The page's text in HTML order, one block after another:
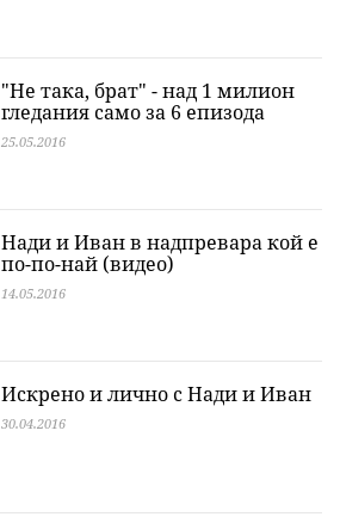
"Не така, брат" - над 1 милион
гледания само за 6 епизода
25.05.2016
Нади и Иван в надпревара кой е
по-по-най (видео)
14.05.2016
Искрено и лично с Нади и Иван
30.04.2016